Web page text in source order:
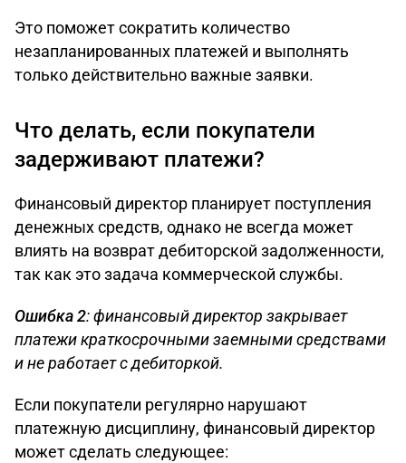
Это поможет сократить количество
незапланированных платежей и выполнять
только действительно важные заявки.
Что делать, если покупатели
задерживают платежи?
Финансовый директор планирует поступления
денежных средств, однако не всегда может
влиять на возврат дебиторской задолженности,
так как это задача коммерческой службы.
Ошибка 2: финансовый директор закрывает
платежи краткосрочными заемными средствами
и не работает с дебиторкой.
Если покупатели регулярно нарушают
платежную дисциплину, финансовый директор
может сделать следующее: